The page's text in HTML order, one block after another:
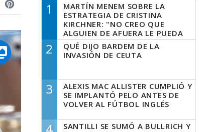
1
MARTÍN MENEM SOBRE LA
ESTRATEGIA DE CRISTINA
KIRCHNER: "NO CREO QUE
ALGUIEN DE AFUERA LE PUEDA
DECIR A LA JUSTICIA LO QUE
TIENE QUE HACER"
2
QUÉ DIJO BARDEM DE LA
INVASIÓN DE CEUTA
3
ALEXIS MAC ALLISTER CUMPLIÓ Y
SE IMPLANTÓ PELO ANTES DE
VOLVER AL FÚTBOL INGLÉS
SANTILLI SE SUMÓ A BULLRICH Y